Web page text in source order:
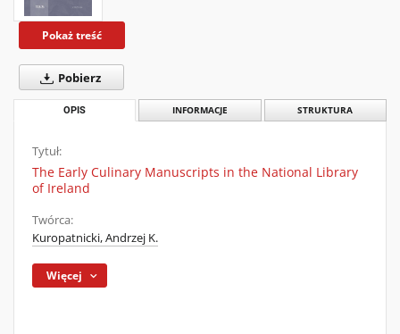
Pokaż treść
Pobierz
OPIS INFORMACJE STRUKTURA
Tytuł:
The Early Culinary Manuscripts in the National Library
of Ireland
Twórca:
Kuropatnicki, Andrzej K.
Więcej